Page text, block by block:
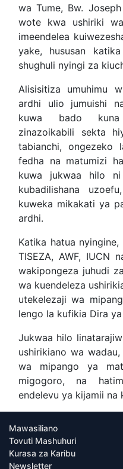
wa Tume, Bw.
wote kwa ushiriki
imeendelea
yake, hususan
shughuli nyingi za
Alisisitiza umuhimu
ardhi ulio jumuishi
kuwa bado kuna
zinazoikabili sekta
tabianchi, ongezeko
fedha na matumizi
kuwa jukwaa hilo
kubadilishana
kuweka mikakati ya
ardhi.
Katika hatua
TISEZA, AWF, IUCN
wakipongeza juhudi
wa kuendeleza
utekelezaji wa
lengo la kufikia Dira
Jukwaa hilo
ushirikiano wa
wa mipango ya
migogoro, na
endelevu ya kijamii na
Mawasiliano
Tovuti Mashuhuri
Kurasa za Karibu
Newsletter